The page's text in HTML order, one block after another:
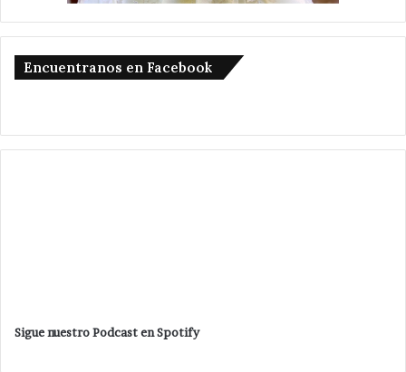
Encuentranos en Facebook
Sigue nuestro Podcast en Spotify